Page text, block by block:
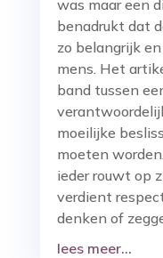
was maar een
benadrukt dat
zo belangrijk
mens. Het
band tussen
moeilijke
moeten
ieder rouwt op
verdient
denken of
lees meer...